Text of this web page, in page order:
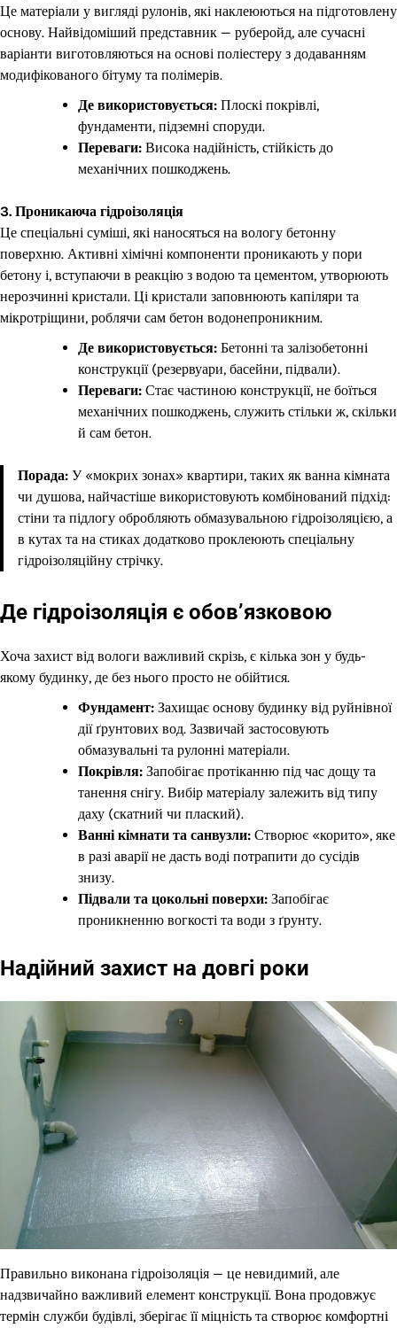
Це матеріали у вигляді рулонів, які наклеюються на підготовлену
основу. Найвідоміший представник — руберойд, але сучасні
варіанти виготовляються на основі поліестеру з додаванням
модифікованого бітуму та полімерів.
Де використовується: Плоскі покрівлі,
фундаменти, підземні споруди.
Переваги: Висока надійність, стійкість до
механічних пошкоджень.
3. Проникаюча гідроізоляція
Це спеціальні суміші, які наносяться на вологу бетонну
поверхню. Активні хімічні компоненти проникають у пори
бетону і, вступаючи в реакцію з водою та цементом, утворюють
нерозчинні кристали. Ці кристали заповнюють капіляри та
мікротріщини, роблячи сам бетон водонепроникним.
Де використовується: Бетонні та залізобетонні
конструкції (резервуари, басейни, підвали).
Переваги: Стає частиною конструкції, не боїться
механічних пошкоджень, служить стільки ж, скільки
й сам бетон.
Порада: У «мокрих зонах» квартири, таких як ванна кімната
чи душова, найчастіше використовують комбінований підхід:
стіни та підлогу обробляють обмазувальною гідроізоляцією, а
в кутах та на стиках додатково проклеюють спеціальну
гідроізоляційну стрічку.
Де гідроізоляція є обов’язковою
Хоча захист від вологи важливий скрізь, є кілька зон у будь-
якому будинку, де без нього просто не обійтися.
Фундамент: Захищає основу будинку від руйнівної
дії ґрунтових вод. Зазвичай застосовують
обмазувальні та рулонні матеріали.
Покрівля: Запобігає протіканню під час дощу та
танення снігу. Вибір матеріалу залежить від типу
даху (скатний чи плаский).
Ванні кімнати та санвузли: Створює «корито», яке
в разі аварії не дасть воді потрапити до сусідів
знизу.
Підвали та цокольні поверхи: Запобігає
проникненню вогкості та води з ґрунту.
Надійний захист на довгі роки
Правильно виконана гідроізоляція — це невидимий, але
надзвичайно важливий елемент конструкції. Вона продовжує
термін служби будівлі, зберігає її міцність та створює комфортні